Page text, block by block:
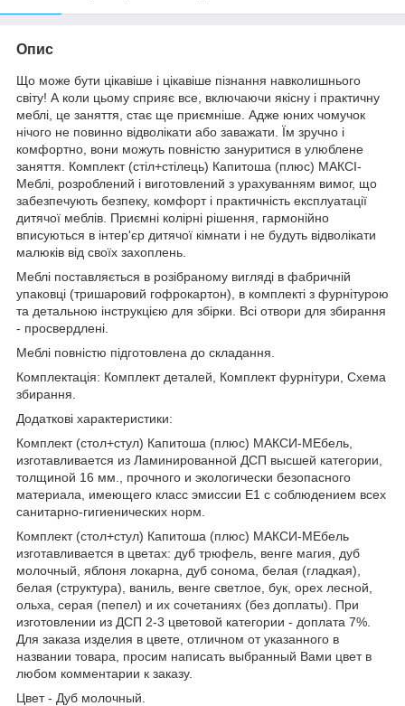
Опис
Що може бути цікавіше і цікавіше пізнання навколишнього
світу! А коли цьому сприяє все, включаючи якісну і практичну
меблі, це заняття, стає ще приємніше. Адже юних чомучок
нічого не повинно відволікати або заважати. Їм зручно і
комфортно, вони можуть повністю зануритися в улюблене
заняття. Комплект (стіл+стілець) Капитоша (плюс) МАКСІ-
Меблі, розроблений і виготовлений з урахуванням вимог, що
забезпечують безпеку, комфорт і практичність експлуатації
дитячої меблів. Приємні колірні рішення, гармонійно
вписуються в інтер'єр дитячої кімнати і не будуть відволікати
малюків від своїх захоплень.
Меблі поставляється в розібраному вигляді в фабричній
упаковці (тришаровий гофрокартон), в комплекті з фурнітурою
та детальною інструкцією для збірки. Всі отвори для збирання
- просвердлені.
Меблі повністю підготовлена до складання.
Комплектація: Комплект деталей, Комплект фурнітури, Схема
збирання.
Додаткові характеристики:
Комплект (стол+стул) Капитоша (плюс) МАКСИ-МЕбель,
изготавливается из Ламинированной ДСП высшей категории,
толщиной 16 мм., прочного и экологически безопасного
материала, имеющего класс эмиссии Е1 с соблюдением всех
санитарно-гигиенических норм.
Комплект (стол+стул) Капитоша (плюс) МАКСИ-МЕбель
изготавливается в цветах: дуб трюфель, венге магия, дуб
молочный, яблоня локарна, дуб сонома, белая (гладкая),
белая (структура), ваниль, венге светлое, бук, орех лесной,
ольха, серая (пепел) и их сочетаниях (без доплаты). При
изготовлении из ДСП 2-3 цветовой категории - доплата 7%.
Для заказа изделия в цвете, отличном от указанного в
названии товара, просим написать выбранный Вами цвет в
любом комментарии к заказу.
Цвет - Дуб молочный.